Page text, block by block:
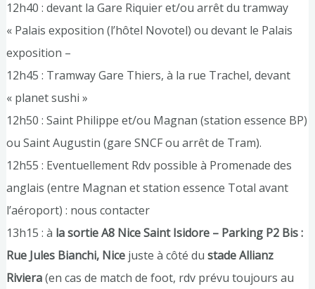
12h40 : devant la Gare Riquier et/ou arrêt du tramway
« Palais exposition (l’hôtel Novotel) ou devant le Palais
exposition –
12h45 : Tramway Gare Thiers, à la rue Trachel, devant
« planet sushi »
12h50 : Saint Philippe et/ou Magnan (station essence BP)
ou Saint Augustin (gare SNCF ou arrêt de Tram).
12h55 : Eventuellement Rdv possible à Promenade des
anglais (entre Magnan et station essence Total avant
l’aéroport) : nous contacter
13h15 : à la sortie A8 Nice Saint Isidore – Parking P2 Bis :
Rue Jules Bianchi, Nice juste à côté du stade Allianz
Riviera(en cas de match de foot, rdv prévu toujours au